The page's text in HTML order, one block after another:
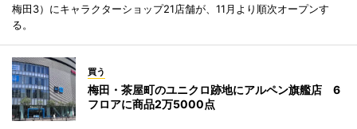
梅田3）にキャラクターショップ21店舗が、11月より順次オープンす
る。
買う
梅田・茶屋町のユニクロ跡地にアルペン旗艦店 6
フロアに商品2万5000点